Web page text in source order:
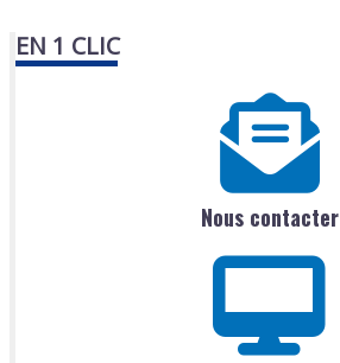
EN 1 CLIC
Nous contacter